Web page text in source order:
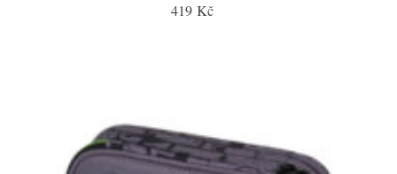
419 Kč